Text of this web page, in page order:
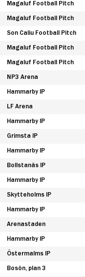
Magaluf Football Pitch
Magaluf Football Pitch
Son Caliu Football Pitch
Magaluf Football Pitch
Magaluf Football Pitch
NP3 Arena
Hammarby IP
LF Arena
Hammarby IP
Grimsta IP
Hammarby IP
Bollstanäs IP
Hammarby IP
Skytteholms IP
Hammarby IP
Arenastaden
Hammarby IP
Östermalms IP
Bosön, plan 3